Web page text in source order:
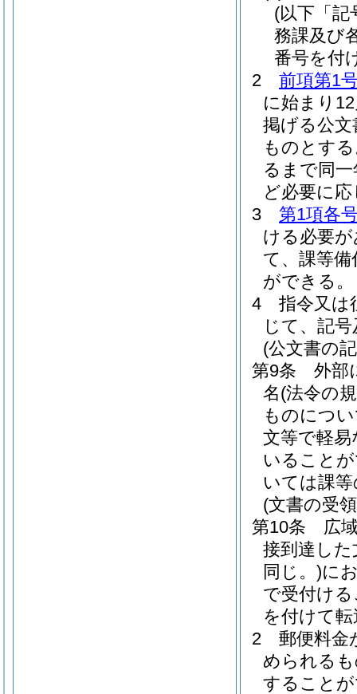
(以下「記
務課及び
番号を付
2
前項第1
に始まり
掲げる公
ものとす
るまで同
ど必要に
3
第1項各
ける必要
て、課等
ができる。
4
指令又は
じて、記
(公文書の
第9条
外部
名(法令の
ものにつ
文等で軽
いること
いては課
(文書の受
第10条
広
接到達し
同じ。)に
で受付け
を付けて
2
郵便料金
められる
すること